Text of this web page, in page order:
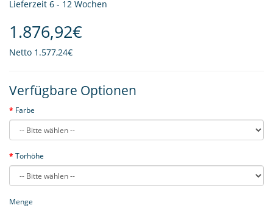
Lieferzeit 6 - 12 Wochen
1.876,92€
Netto 1.577,24€
Verfügbare Optionen
Farbe
Torhöhe
Menge